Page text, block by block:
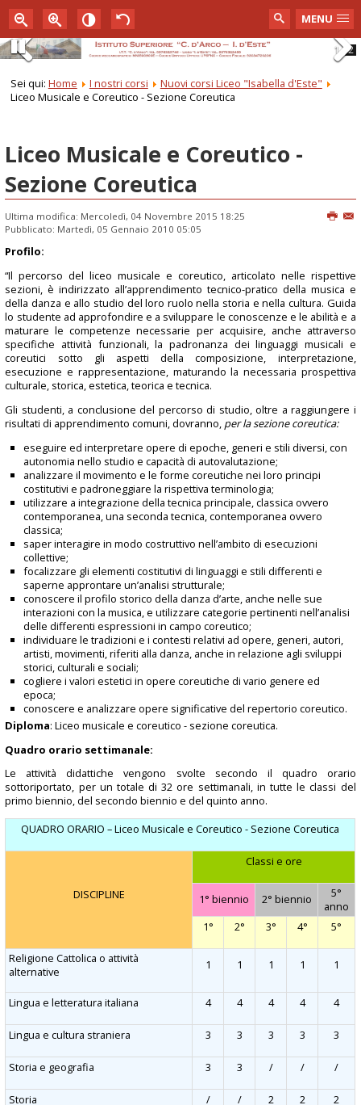
MENU
1
2
Pause
Sei qui: Home I nostri corsi
Nuovi corsi Liceo "Isabella d'Este"
Liceo Musicale e Coreutico - Sezione Coreutica
Liceo Musicale e Coreutico -
Sezione Coreutica
Ultima modifica: Mercoledì, 04 Novembre 2015 18:25
Pubblicato: Martedì, 05 Gennaio 2010 05:05
Profilo:
“Il percorso del liceo musicale e coreutico, articolato nelle rispettive
sezioni, è indirizzato all’apprendimento tecnico-pratico della musica e
della danza e allo studio del loro ruolo nella storia e nella cultura. Guida
lo studente ad approfondire e a sviluppare le conoscenze e le abilità e a
maturare le competenze necessarie per acquisire, anche attraverso
specifiche attività funzionali, la padronanza dei linguaggi musicali e
coreutici sotto gli aspetti della composizione, interpretazione,
esecuzione e rappresentazione, maturando la necessaria prospettiva
culturale, storica, estetica, teorica e tecnica.
Gli studenti, a conclusione del percorso di studio, oltre a raggiungere i
risultati di apprendimento comuni, dovranno, per la sezione coreutica:
eseguire ed interpretare opere di epoche, generi e stili diversi, con
autonomia nello studio e capacità di autovalutazione;
analizzare il movimento e le forme coreutiche nei loro principi
costitutivi e padroneggiare la rispettiva terminologia;
utilizzare a integrazione della tecnica principale, classica ovvero
contemporanea, una seconda tecnica, contemporanea ovvero
classica;
saper interagire in modo costruttivo nell’ambito di esecuzioni
collettive;
focalizzare gli elementi costitutivi di linguaggi e stili differenti e
saperne approntare un’analisi strutturale;
conoscere il profilo storico della danza d’arte, anche nelle sue
interazioni con la musica, e utilizzare categorie pertinenti nell’analisi
delle differenti espressioni in campo coreutico;
individuare le tradizioni e i contesti relativi ad opere, generi, autori,
artisti, movimenti, riferiti alla danza, anche in relazione agli sviluppi
storici, culturali e sociali;
cogliere i valori estetici in opere coreutiche di vario genere ed
epoca;
conoscere e analizzare opere significative del repertorio coreutico.
Diploma: Liceo musicale e coreutico - sezione coreutica.
Quadro orario settimanale:
Le attività didattiche vengono svolte secondo il quadro orario
sottoriportato, per un totale di 32 ore settimanali, in tutte le classi del
primo biennio, del secondo biennio e del quinto anno.
QUADRO ORARIO – Liceo Musicale e Coreutico - Sezione Coreutica
DISCIPLINE
Classi e ore
1° biennio 2° biennio
5°
anno
1°
2° 3° 4° 5°
Religione Cattolica o attività
alternative
1 1 1 1 1
Lingua e letteratura italiana 4 4 4 4 4
Lingua e cultura straniera 3 3 3 3 3
Storia e geografia 3 3 / / /
Storia / / 2 2 2